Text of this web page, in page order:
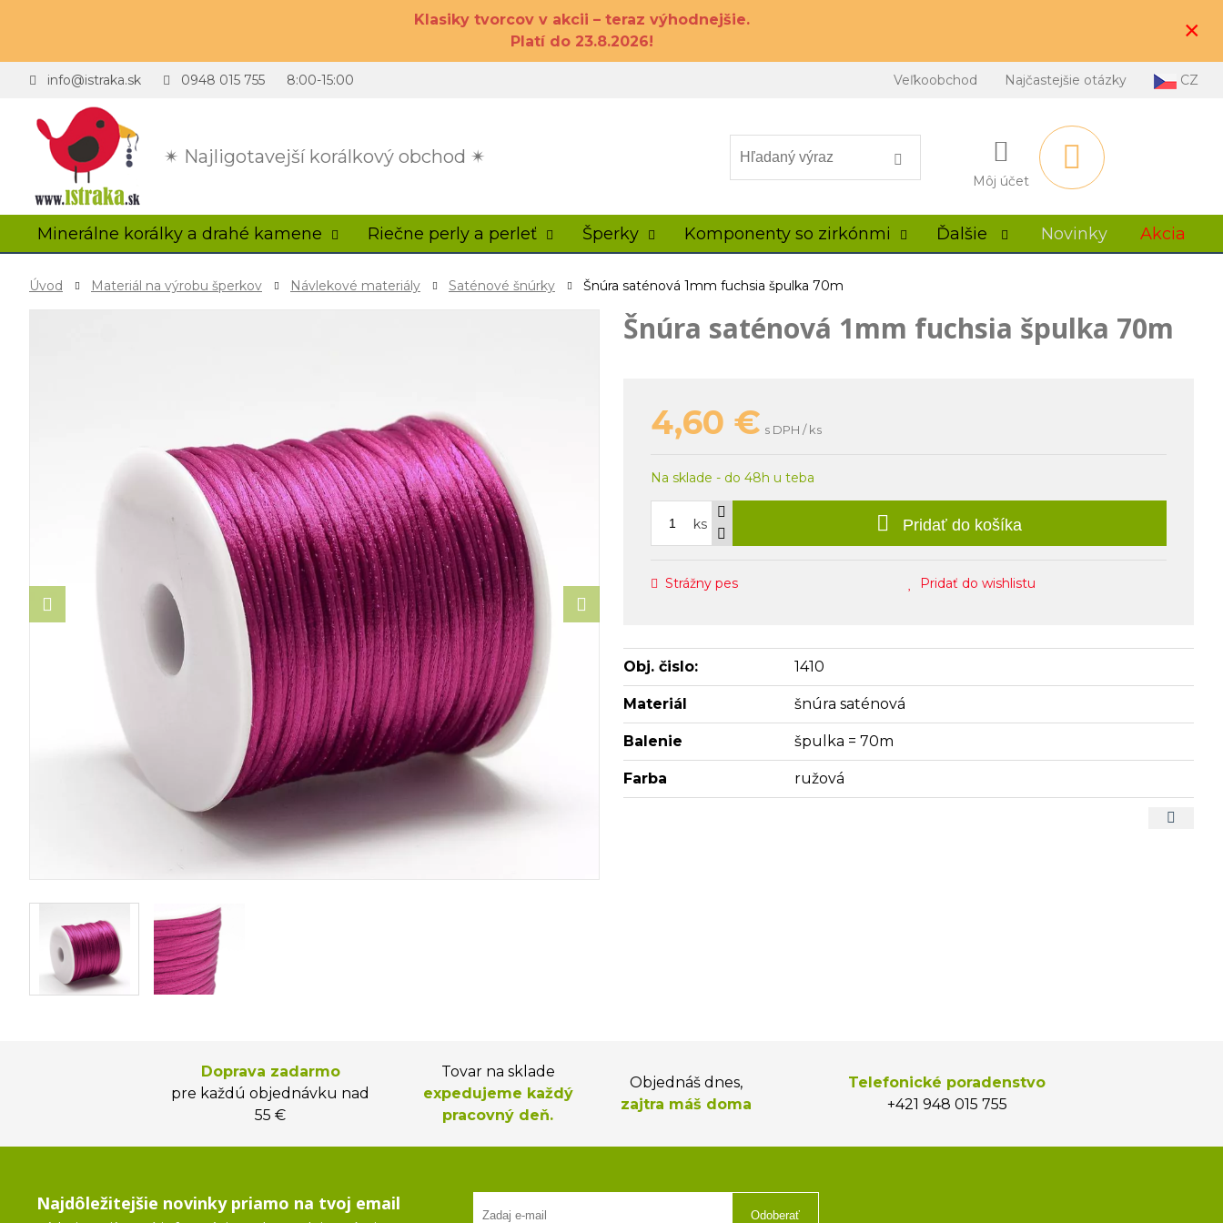
Klasiky tvorcov v akcii – teraz výhodnejšie.
Platí do 23.8.2026!
×
✴ Najligotavejší korálkový obchod ✴
info@istraka.sk 0948 015 755 8:00-15:00 Veľkoobchod Najčastejšie otázky CZ
Môj účet
Minerálne korálky a drahé kamene Riečne perly a perleť Šperky Komponenty so zirkónmi Ďalšie Novinky Akcia
Úvod Materiál na výrobu šperkov Návlekové materiály Saténové šnúrky Šnúra saténová 1mm fuchsia špulka 70m
Šnúra saténová 1mm fuchsia špulka 70m
4,60 € s DPH / ks
Na sklade - do 48h u teba
ks Pridať do košíka
Strážny pes Pridať do wishlistu
Obj. čislo: 1410
Materiál šnúra saténová
Balenie špulka = 70m
Farba ružová
Doprava zadarmo
pre každú objednávku nad
55 €
Tovar na sklade
expedujeme každý
pracovný deň.
Objednáš dnes,
zajtra máš doma
Telefonické poradenstvo
+421 948 015 755
Najdôležitejšie novinky priamo na tvoj email
Odoberať